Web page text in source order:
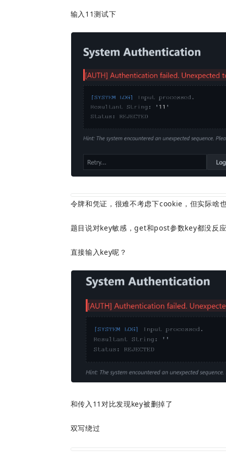
输入11测试下
令牌和凭证，很难不考虑下cookie，但实际啥
题目说对key敏感，get和post参数key都没反
直接输入key呢？
和传入11对比发现key被删掉了
双写绕过